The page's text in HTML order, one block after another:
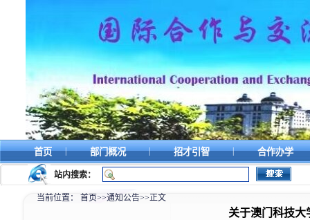
首页 | 部门概况 | 招才引智 | 合作办学
站内搜索：
当前位置： 首页>>通知公告>>正文
关于澳门科技大